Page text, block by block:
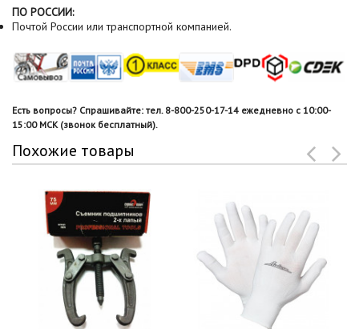
ПО РОССИИ:
Почтой России или транспортной компанией.
Есть вопросы? Спрашивайте: тел. 8-800-250-17-14 ежедневно с 10:00-
15:00 МСК (звонок бесплатный).
Похожие товары